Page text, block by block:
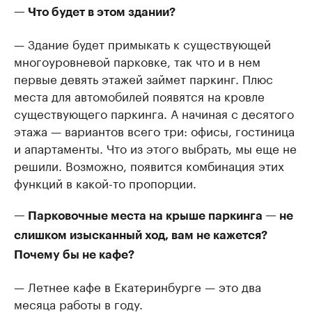
— Что будет в этом здании?
— Здание будет примыкать к существующей
многоуровневой парковке, так что и в нем
первые девять этажей займет паркинг. Плюс
места для автомобилей появятся на кровле
существующего паркинга. А начиная с десятого
этажа — вариантов всего три: офисы, гостиница
и апартаменты. Что из этого выбрать, мы еще не
решили. Возможно, появится комбинация этих
функций в какой-то пропорции.
— Парковочные места на крыше паркинга — не
слишком изысканный ход, вам не кажется?
Почему бы не кафе?
— Летнее кафе в Екатеринбурге — это два
месяца работы в году.